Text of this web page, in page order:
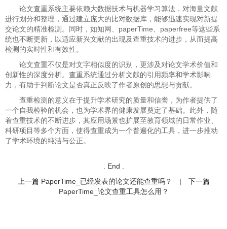
论文查重系统主要依赖大数据技术与机器学习算法，对海量文献
进行划分和整理，通过建立庞大的比对数据库，能够迅速实现对新提
交论文的精准检测。同时，如知网、paperTime、paperfree等这些系
统也不断更新，以适应新兴文献的出现及查重技术的进步，从而提高
检测的实时性和有效性。
论文查重不仅是对文字相似度的识别，更涉及对论文学术价值和
创新性的深度分析。查重系统通过分析文献的引用频率和学术影响
力，有助于判断论文是否真正反映了作者原创的思想与贡献。
查重检测的意义在于提升学术研究的质量和信誉，为作者提供了
一个自我检验的机会，也为学术界的健康发展奠定了基础。此外，随
着查重技术的不断进步，其应用场景也扩展至教育领域的日常作业、
科研项目等多个方面，使得查重成为一个普遍化的工具，进一步推动
了学术环境的纯洁与公正。
. End .
上一篇 PaperTime_已经发表的论文还能查重吗？ |
下一篇
PaperTime_论文查重工具怎么用？